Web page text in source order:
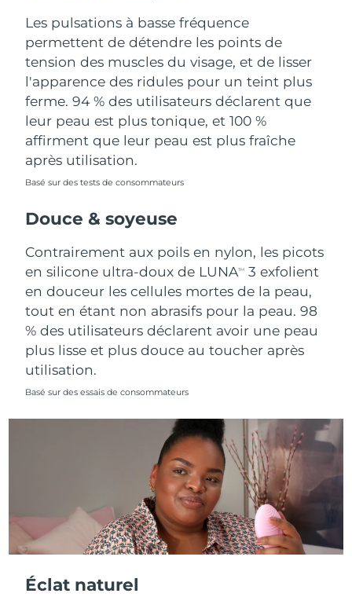
Les pulsations à basse fréquence
permettent de détendre les points de
tension des muscles du visage, et de lisser
l'apparence des ridules pour un teint plus
ferme. 94 % des utilisateurs déclarent que
leur peau est plus tonique, et 100 %
affirment que leur peau est plus fraîche
après utilisation.
Basé sur des tests de consommateurs
Douce & soyeuse
Contrairement aux poils en nylon, les picots
en silicone ultra-doux de LUNATM
3 exfolient
en douceur les cellules mortes de la peau,
tout en étant non abrasifs pour la peau. 98
% des utilisateurs déclarent avoir une peau
plus lisse et plus douce au toucher après
utilisation.
Basé sur des essais de consommateurs
Éclat naturel
Ouzbékistan Livraison estimée
Viêt Nam Livraison estimée16/8/26